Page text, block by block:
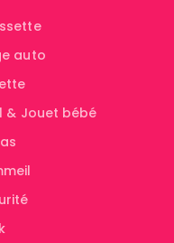
auto
& Jouet bébé